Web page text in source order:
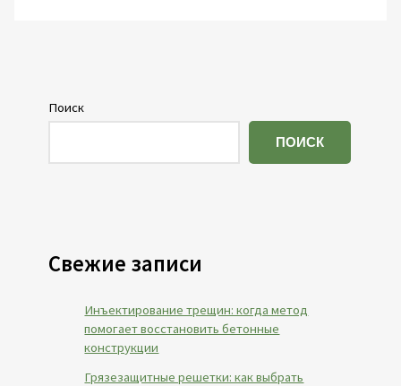
Поиск
ПОИСК
Свежие записи
Инъектирование трещин: когда метод
помогает восстановить бетонные
конструкции
Грязезащитные решетки: как выбрать